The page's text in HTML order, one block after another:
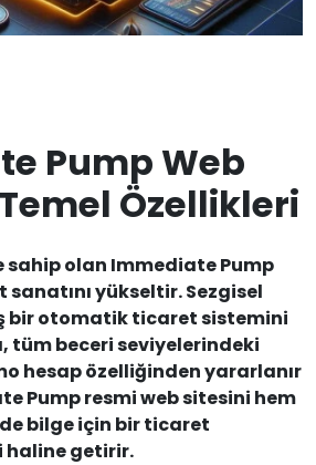
Pump Web
Özellikleri
sahip olan Immediate Pump
yükseltir. Sezgisel
bir otomatik ticaret sistemini
tüm beceri seviyelerindeki
hesap özelliğinden yararlanır
Pump resmi web sitesini hem
bilge için bir ticaret
haline getirir.